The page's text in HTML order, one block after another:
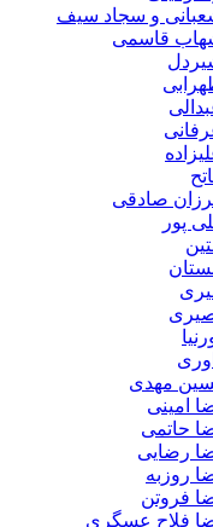
و سجاد سیف
قاسمی
صادقی
پور
مهدی
امینی
حاتمی
رضایی
روزبه
فروتن
فلاح عسگری